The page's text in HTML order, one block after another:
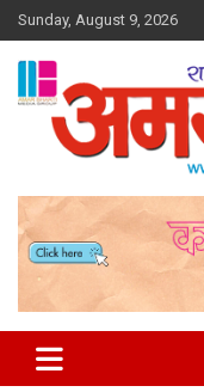
Skip
to
content
Sunday, August 9, 2026
Amar